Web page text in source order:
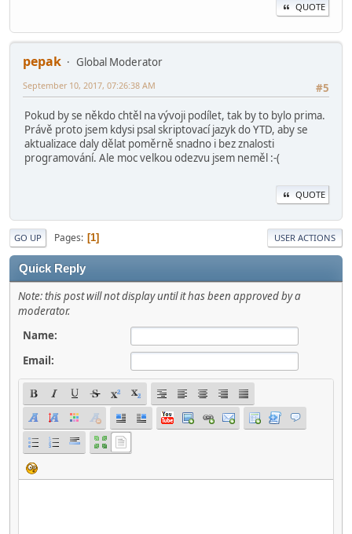
QUOTE
pepak
Global Moderator
#5
September 10, 2017, 07:26:38 AM
Pokud by se někdo chtěl na vývoji podílet, tak by to bylo prima.
Právě proto jsem kdysi psal skriptovací jazyk do YTD, aby se
aktualizace daly dělat poměrně snadno i bez znalosti
programování. Ale moc velkou odezvu jsem neměl :-(
QUOTE
GO UP Pages 1 USER ACTIONS
Quick Reply
Note: this post will not display until it has been approved by a
moderator.
Name:
Email: